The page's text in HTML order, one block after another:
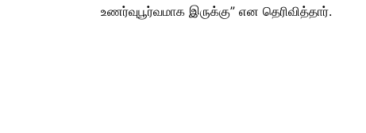
உணர்வுபூர்வமாக இருக்கு” என தெரிவித்தார்.